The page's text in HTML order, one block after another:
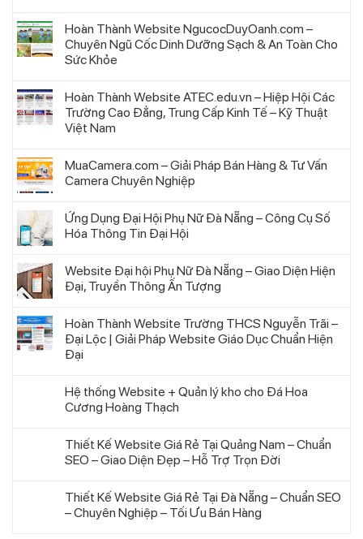
Hoàn Thành Website NgucocDuyOanh.com –
Chuyên Ngũ Cốc Dinh Dưỡng Sạch & An Toàn Cho
Sức Khỏe
Hoàn Thành Website ATEC.edu.vn – Hiệp Hội Các
Trường Cao Đẳng, Trung Cấp Kinh Tế – Kỹ Thuật
Việt Nam
MuaCamera.com – Giải Pháp Bán Hàng & Tư Vấn
Camera Chuyên Nghiệp
Ứng Dụng Đại Hội Phụ Nữ Đà Nẵng – Công Cụ Số
Hóa Thông Tin Đại Hội
Website Đại hội Phụ Nữ Đà Nẵng – Giao Diện Hiện
Đại, Truyền Thông Ấn Tượng
Hoàn Thành Website Trường THCS Nguyễn Trãi –
Đại Lộc | Giải Pháp Website Giáo Dục Chuẩn Hiện
Đại
Hệ thống Website + Quản lý kho cho Đá Hoa
Cương Hoàng Thạch
Thiết Kế Website Giá Rẻ Tại Quảng Nam – Chuẩn
SEO – Giao Diện Đẹp – Hỗ Trợ Trọn Đời
Thiết Kế Website Giá Rẻ Tại Đà Nẵng – Chuẩn SEO
– Chuyên Nghiệp – Tối Ưu Bán Hàng